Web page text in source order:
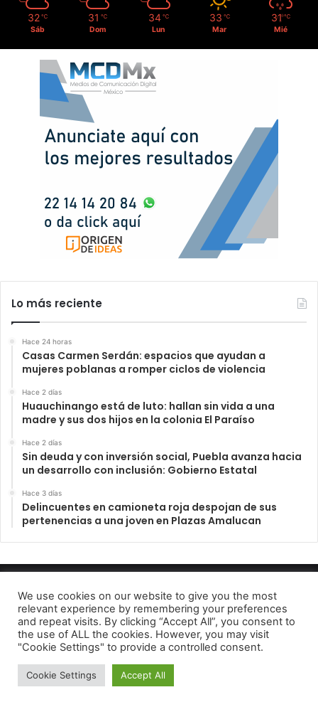
32 ℃
Sáb
31 ℃
Dom
34 ℃
Lun
33 ℃
Mar
31 ℃
Mié
Lo más reciente
Hace 24 horas
Casas Carmen Serdán: espacios que ayudan a
mujeres poblanas a romper ciclos de violencia
Hace 2 días
Huauchinango está de luto: hallan sin vida a una
madre y sus dos hijos en la colonia El Paraíso
Hace 2 días
Sin deuda y con inversión social, Puebla avanza hacia
un desarrollo con inclusión: Gobierno Estatal
Hace 3 días
Delincuentes en camioneta roja despojan de sus
pertenencias a una joven en Plazas Amalucan
INFORME23 PERIODICO DIGITAL 2022
Aviso de Privacidad
FacebookTelegram
We use cookies on our website to give you the most
relevant experience by remembering your preferences
and repeat visits. By clicking “Accept All”, you consent to
the use of ALL the cookies. However, you may visit
"Cookie Settings" to provide a controlled consent.
Cookie Settings Accept All